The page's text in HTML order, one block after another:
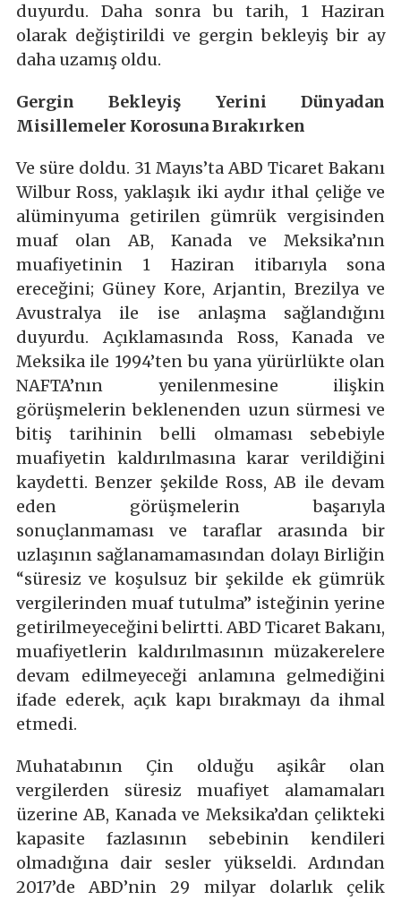
duyurdu. Daha sonra bu tarih, 1 Haziran
olarak değiştirildi ve gergin bekleyiş bir ay
daha uzamış oldu.
Gergin Bekleyiş Yerini Dünyadan
Misillemeler Korosuna Bırakırken
Ve süre doldu. 31 Mayıs’ta ABD Ticaret Bakanı
Wilbur Ross, yaklaşık iki aydır ithal çeliğe ve
alüminyuma getirilen gümrük vergisinden
muaf olan AB, Kanada ve Meksika’nın
muafiyetinin 1 Haziran itibarıyla sona
ereceğini; Güney Kore, Arjantin, Brezilya ve
Avustralya ile ise anlaşma sağlandığını
duyurdu. Açıklamasında Ross, Kanada ve
Meksika ile 1994’ten bu yana yürürlükte olan
NAFTA’nın yenilenmesine ilişkin
görüşmelerin beklenenden uzun sürmesi ve
bitiş tarihinin belli olmaması sebebiyle
muafiyetin kaldırılmasına karar verildiğini
kaydetti. Benzer şekilde Ross, AB ile devam
eden görüşmelerin başarıyla
sonuçlanmaması ve taraflar arasında bir
uzlaşının sağlanamamasından dolayı Birliğin
“süresiz ve koşulsuz bir şekilde ek gümrük
vergilerinden muaf tutulma” isteğinin yerine
getirilmeyeceğini belirtti. ABD Ticaret Bakanı,
muafiyetlerin kaldırılmasının müzakerelere
devam edilmeyeceği anlamına gelmediğini
ifade ederek, açık kapı bırakmayı da ihmal
etmedi.
Muhatabının Çin olduğu aşikâr olan
vergilerden süresiz muafiyet alamamaları
üzerine AB, Kanada ve Meksika’dan çelikteki
kapasite fazlasının sebebinin kendileri
olmadığına dair sesler yükseldi. Ardından
2017’de ABD’nin 29 milyar dolarlık çelik